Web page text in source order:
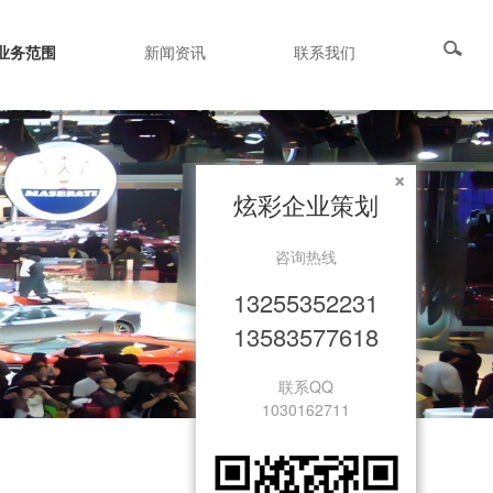
务范围 新闻资讯 联系我们
炫彩企业策划
咨询热线
13255352231
13583577618
联系QQ
1030162711